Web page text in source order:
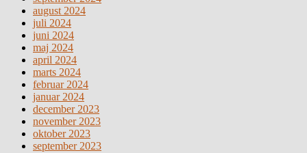
august 2024
juli 2024
juni 2024
maj 2024
april 2024
marts 2024
februar 2024
januar 2024
december 2023
november 2023
oktober 2023
september 2023